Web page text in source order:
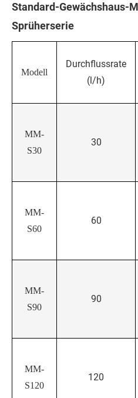
Standard-Gewächshaus-
Sprüherserie
Modell
Durchflussrate
(l/h)
MM-
S30
30
MM-
S60
60
MM-
S90
90
MM-
S120
120